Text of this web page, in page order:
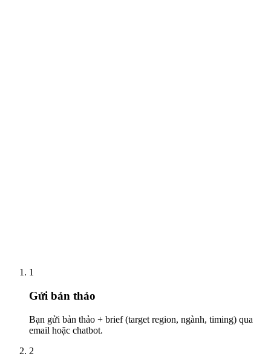
1
Gửi bản thảo
Bạn gửi bản thảo + brief (target region, ngành, timing) qua
email hoặc chatbot.
2